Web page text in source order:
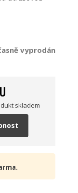
vyprodán
skladem